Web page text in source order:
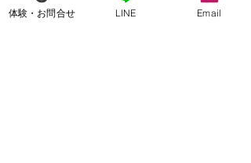
体験・お問合せ LINE Email